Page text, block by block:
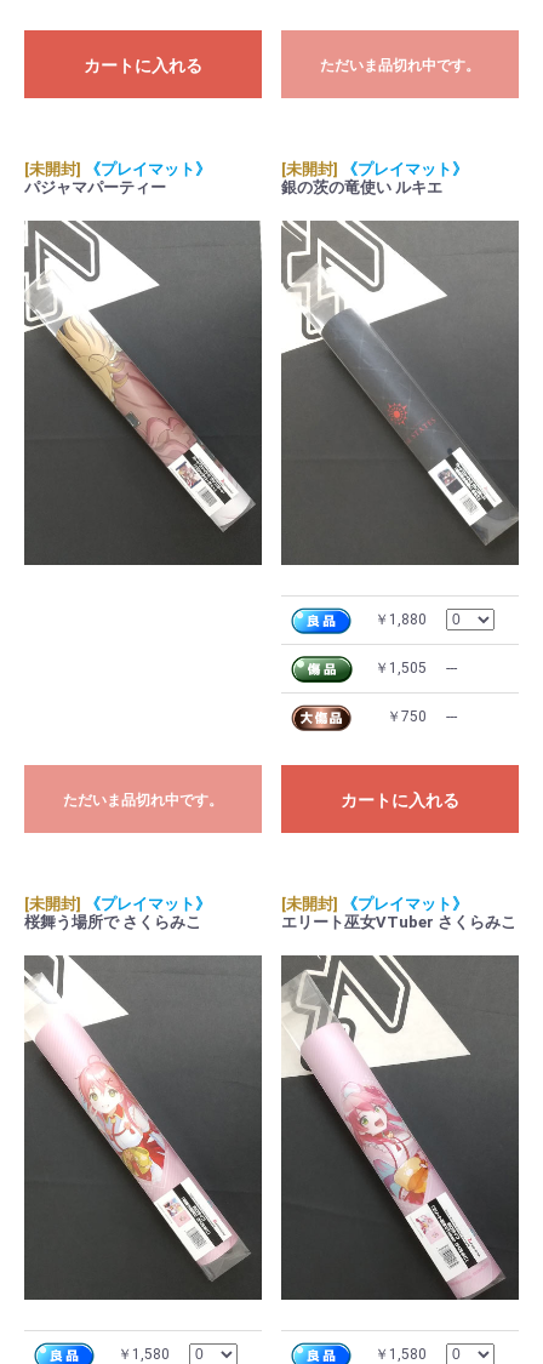
カートに入れる ただいま品切れ中です。
[未開封]
《プレイマット》
パジャマパーティー
ただいま品切れ中です。
[未開封]
《プレイマット》
銀の茨の竜使い ルキエ
￥1,880
￥1,505 ---
￥750 ---
カートに入れる
[未開封]
《プレイマット》
桜舞う場所で さくらみこ
￥1,580
[未開封]
《プレイマット》
エリート巫女VTuber さくらみこ
￥1,580